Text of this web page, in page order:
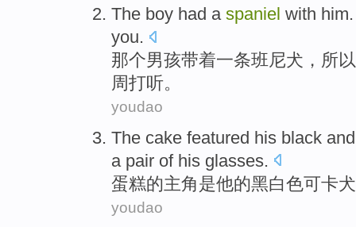
The boy had a spaniel with him
you.
那个男孩带着一条班尼犬，所以
周打听。
youdao
The cake featured his black
a pair ofhis glasses.
蛋糕的主角是他的黑白色可卡犬
youdao